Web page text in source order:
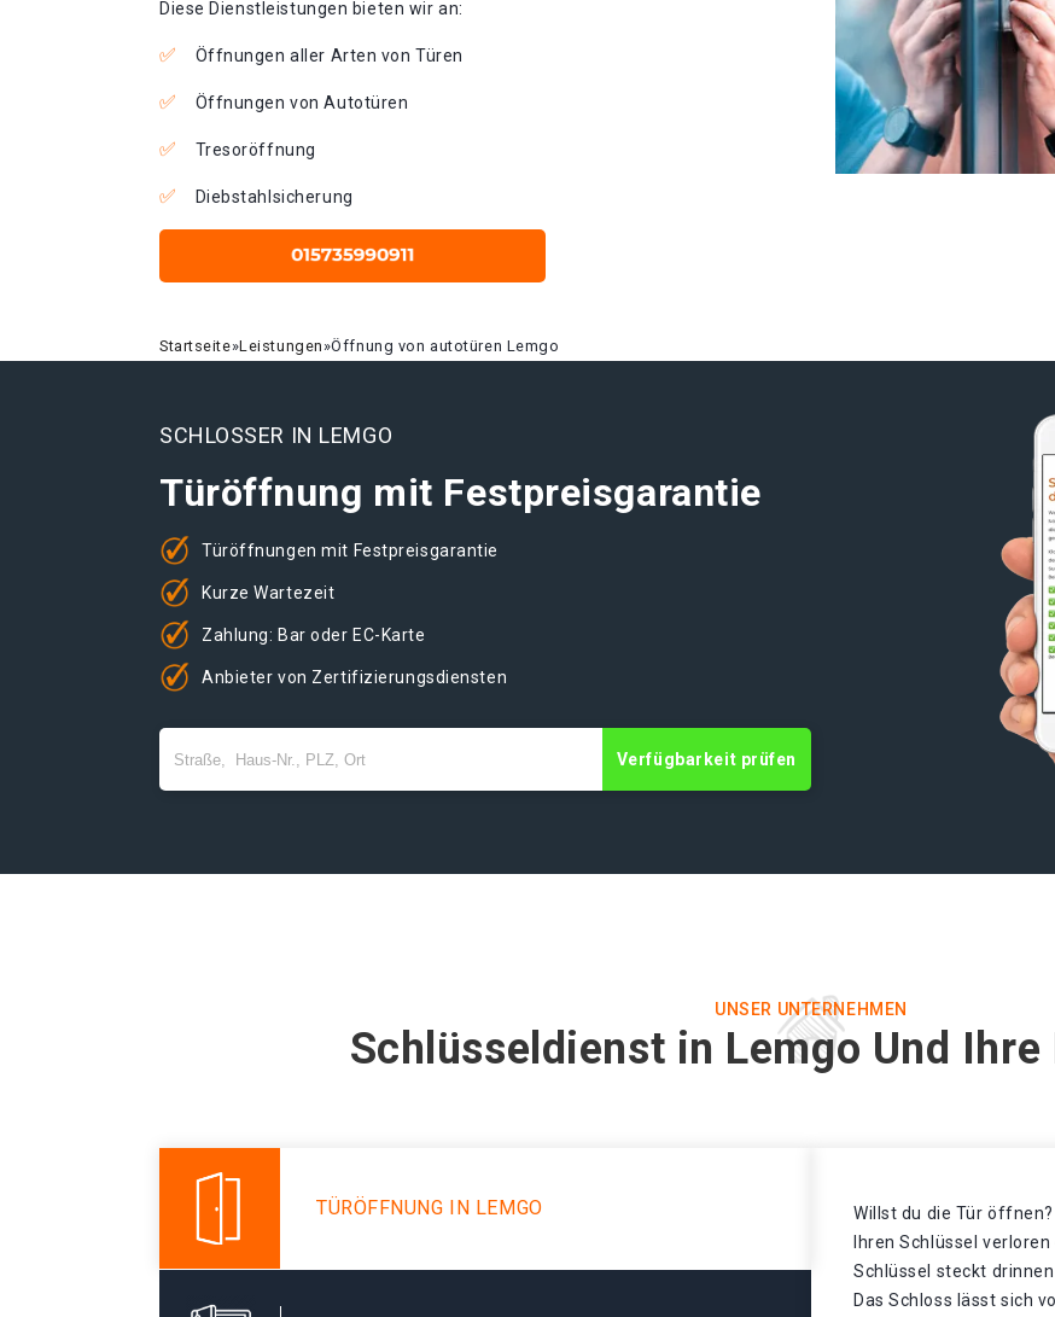
Diese Dienstleistungen bieten wir an:
Öffnungen aller Arten von Türen
Öffnungen von Autotüren
Tresoröffnung
Diebstahlsicherung
Startseite»Leistungen»Öffnung von autotüren Lemgo
SCHLOSSER IN LEMGO
Türöffnung mit Festpreisgarantie
Türöffnungen mit Festpreisgarantie
Kurze Wartezeit
Zahlung: Bar oder EC-Karte
Anbieter von Zertifizierungsdiensten
Verfügbarkeit prüfen
UNSER UNTERNEHMEN
Schlüsseldienst in Lemgo Und Ihre
TÜRÖFFNUNG IN LEMGO
Willst du die Tür
Ihren Schlüssel
Schlüssel steckt
Das Schloss lässt sich